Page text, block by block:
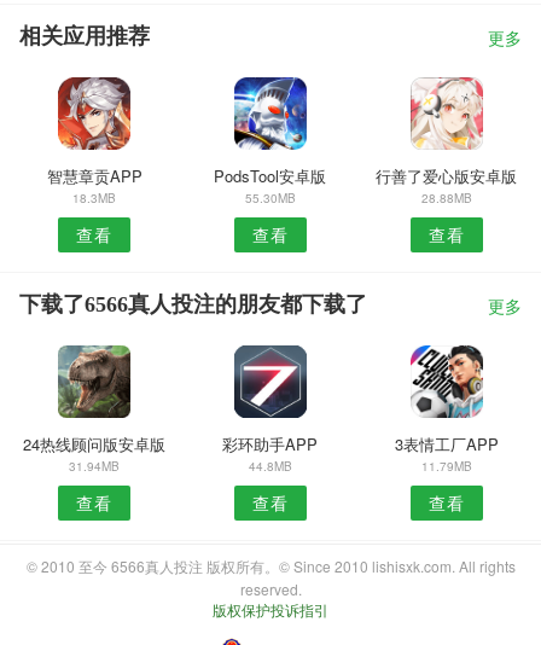
相关应用推荐 更多
智慧章贡APP
18.3MB
查看
PodsTool安卓版
55.30MB
查看
行善了爱心版安卓版
28.88MB
查看
下载了6566真人投注的朋友都下载了 更多
24热线顾问版安卓版
31.94MB
查看
彩环助手APP
44.8MB
查看
3表情工厂APP
11.79MB
查看
© 2010 至今 6566真人投注 版权所有。© Since 2010 lishisxk.com. All rights
reserved.
版权保护投诉指引